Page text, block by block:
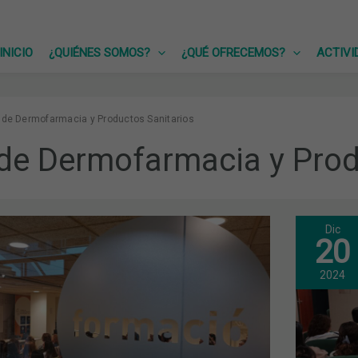
INICIO
¿QUIÉNES SOMOS? ¿QUÉ OFRECEMOS?
Dermofarmacia y Productos Sanitarios
Dermofarmacia y
Dic
20
2024
Y
LA